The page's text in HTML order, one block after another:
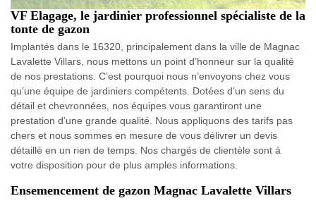
VF Elagage, le jardinier professionnel spécialiste de la
tonte de gazon
Implantés dans le 16320, principalement dans la ville de Magnac
Lavalette Villars, nous mettons un point d’honneur sur la qualité
de nos prestations. C’est pourquoi nous n’envoyons chez vous
qu’une équipe de jardiniers compétents. Dotées d’un sens du
détail et chevronnées, nos équipes vous garantiront une
prestation d’une grande qualité. Nous appliquons des tarifs pas
chers et nous sommes en mesure de vous délivrer un devis
détaillé en un rien de temps. Nos chargés de clientèle sont à
votre disposition pour de plus amples informations.
Ensemencement de gazon Magnac Lavalette Villars